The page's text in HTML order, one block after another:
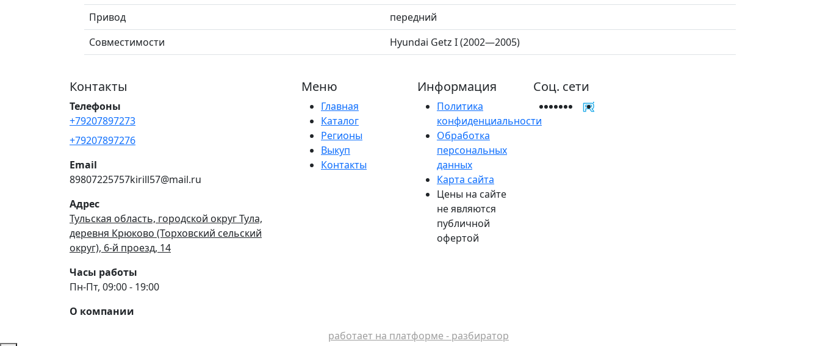
Привод
передний
Совместимости
Hyundai Getz I (2002—2005)
Контакты
Телефоны
+79207897273
+79207897276
Email
89807225757kirill57@mail.ru
Адрес
Тульская область, городской округ Тула,
деревня Крюково (Торховский сельский
округ), 6-й проезд, 14
Часы работы
Пн-Пт, 09:00 - 19:00
О компании
Меню
Главная
Каталог
Регионы
Выкуп
Контакты
Информация
Политика
конфиденциальности
Обработка
персональных
данных
Карта сайта
Цены на сайте
не являются
публичной
офертой
Соц. сети
работает на платформе - разбиратор